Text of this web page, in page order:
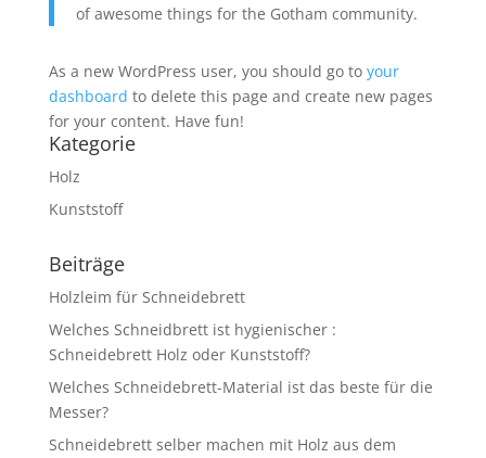
of awesome things for the Gotham community.
As a new WordPress user, you should go to your
dashboard to delete this page and create new pages
for your content. Have fun!
Kategorie
Holz
Kunststoff
Beiträge
Holzleim für Schneidebrett
Welches Schneidbrett ist hygienischer :
Schneidebrett Holz oder Kunststoff?
Welches Schneidebrett-Material ist das beste für die
Messer?
Schneidebrett selber machen mit Holz aus dem